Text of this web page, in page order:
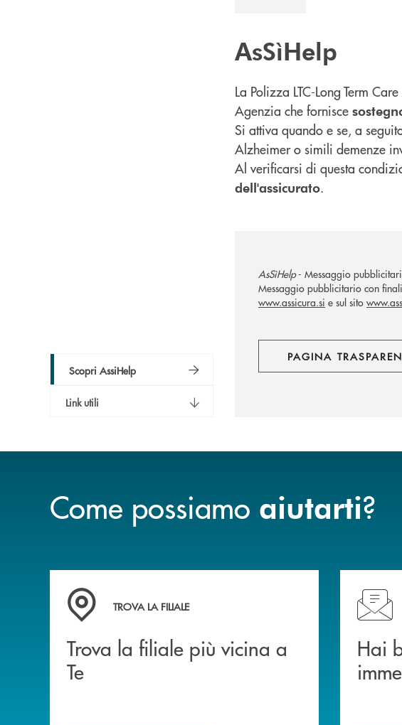
Scopri AssiHelp
Link utili
AsSìHelp
La Polizza LTC-Long Term
Agenzia che fornisce
Si attiva quando e se, a
Alzheimer o simili demenze
Al verificarsi di questa
dell'assicurato.
AsSìHelp- Messaggio
Messaggio pubblicitario con
www.assicura.si e sul sito
PAGINA
Come possiamo aiutarti?
Trova la filiale più vicina a Te
TROVA LA FILIALE
Trova la filiale più vicina a
Te
Hai
Hai